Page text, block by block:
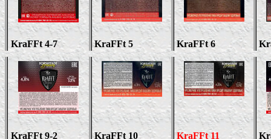
KraFFt 4-7 KraFFt 5 KraFFt6
KraFFt 9-2 KraFFt 10 KraFFt 11